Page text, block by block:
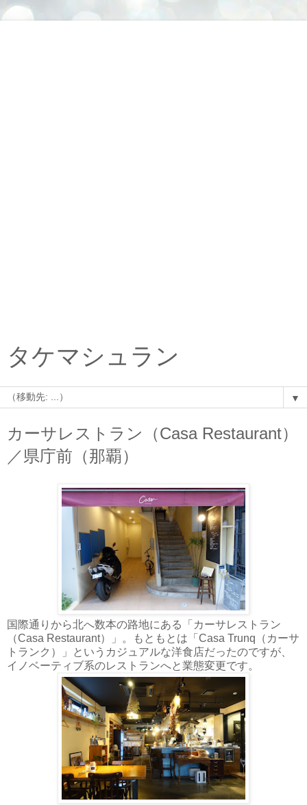
タケマシュラン
▼
カーサレストラン（Casa Restaurant）
／県庁前（那覇）
国際通りから北へ数本の路地にある「カーサレストラン
（Casa Restaurant）」。もともとは「Casa Trunq（カーサ
トランク）」というカジュアルな洋食店だったのですが、
イノベーティブ系のレストランへと業態変更です。